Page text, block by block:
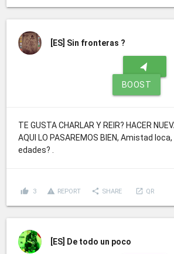
[ES] Sin fronteras ?
navigation
BOOST
TE GUSTA CHARLAR Y REIR? HACER
AQUI LO PASAREMOS BIEN, Amistad
edades? .
thumb_up 3 report_problem REPORT share SHARE launch QR
[ES] De todo un poco